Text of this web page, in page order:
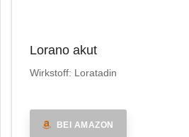
Lorano akut
Wirkstoff: Loratadin
BEI AMAZON